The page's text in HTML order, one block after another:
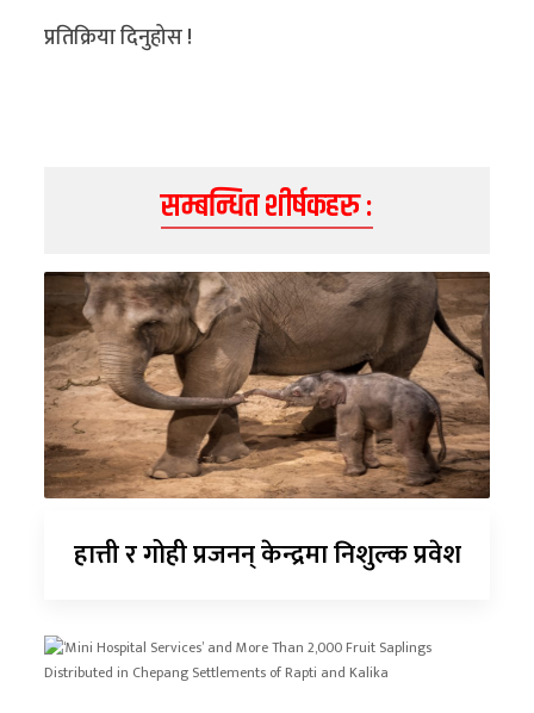
प्रतिक्रिया दिनुहोस !
सम्बन्धित शीर्षकहरु :
हात्ती र गोही प्रजनन् केन्द्रमा निशुल्क प्रवेश